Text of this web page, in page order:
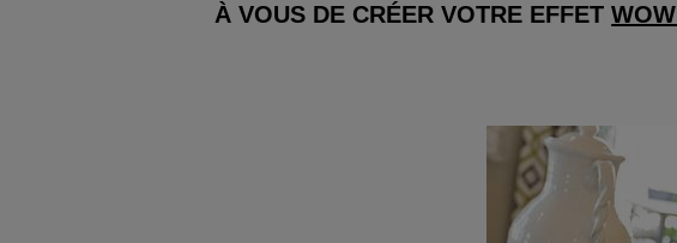
À VOUS DE CRÉER VOTRE EFFETWOW